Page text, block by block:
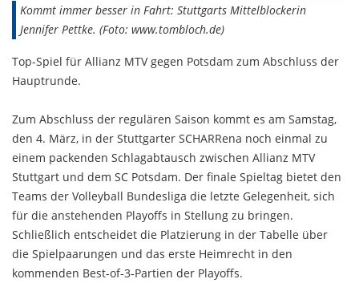
Kommt immer besser in Fahrt: Stuttgarts Mittelblockerin
Jennifer Pettke. (Foto: www.tombloch.de)
Top-Spiel für Allianz MTV gegen Potsdam zum Abschluss der
Hauptrunde.
Zum Abschluss der regulären Saison kommt es am Samstag,
den 4. März, in der Stuttgarter SCHARRena noch einmal zu
einem packenden Schlagabtausch zwischen Allianz MTV
Stuttgart und dem SC Potsdam. Der finale Spieltag bietet den
Teams der Volleyball Bundesliga die letzte Gelegenheit, sich
für die anstehenden Playoffs in Stellung zu bringen.
Schließlich entscheidet die Platzierung in der Tabelle über
die Spielpaarungen und das erste Heimrecht in den
kommenden Best-of-3-Partien der Playoffs.